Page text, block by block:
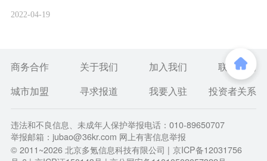
2022-04-19
商务合作 关于我们 加入我们
联系我们
城市加盟
寻求报道 我要入驻 投资者关系
违法和不良信息、未成年人保护举报电话：010-89650707
举报邮箱：jubao@36kr.com 网上有害信息举报
© 2011~2026北京多氪信息科技有限公司 | 京ICP备12031756